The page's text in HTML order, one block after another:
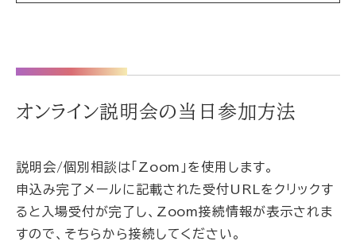
オンライン説明会の当日参加方法
説明会/個別相談は「Zoom」を使用します。
申込み完了メールに記載された受付URLをクリックす
ると入場受付が完了し、Zoom接続情報が表示されま
すので、そちらから接続してください。